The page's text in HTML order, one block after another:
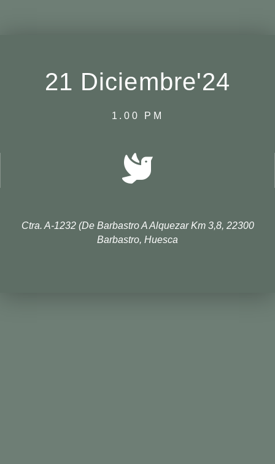
21 Diciembre'24
1.00 PM
Ctra. A-1232 (de Barbastro A Alquezar Km 3,8, 22300
Barbastro, Huesca